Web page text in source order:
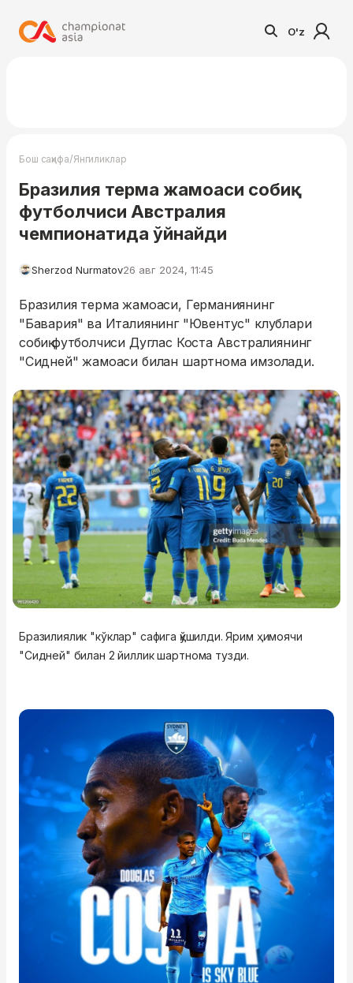
O'z
Бош саҳифа/Янгиликлар
Бразилия терма жамоаси собиқ
футболчиси Австралия
чемпионатида ўйнайди
Sherzod Nurmatov26 авг 2024, 11:45
Бразилия терма жамоаси, Германиянинг
"Бавария" ва Италиянинг "Ювентус" клублари
собиқ футболчиси Дуглас Коста Австралиянинг
"Сидней" жамоаси билан шартнома имзолади.
Бразилиялик "кўклар" сафига қўшилди. Ярим ҳимоячи
"Сидней" билан 2 йиллик шартнома тузди.